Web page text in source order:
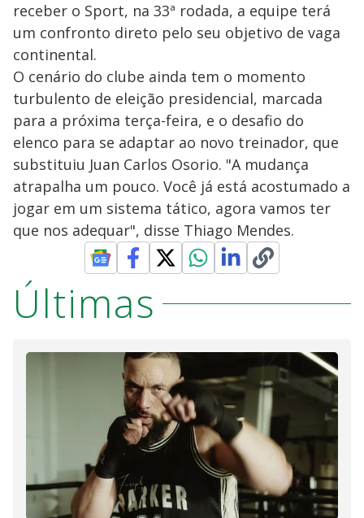
receber o Sport, na 33ª rodada, a equipe terá
um confronto direto pelo seu objetivo de vaga
continental.
O cenário do clube ainda tem o momento
turbulento de eleição presidencial, marcada
para a próxima terça-feira, e o desafio do
elenco para se adaptar ao novo treinador, que
substituiu Juan Carlos Osorio. "A mudança
atrapalha um pouco. Você já está acostumado a
jogar em um sistema tático, agora vamos ter
que nos adequar", disse Thiago Mendes.
Últimas